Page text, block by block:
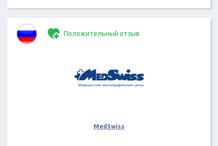
Положительный отзыв
MedSwiss